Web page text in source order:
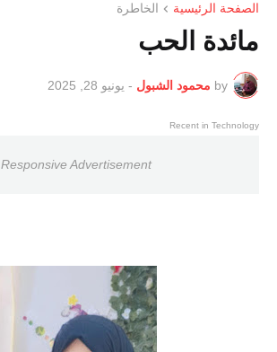
الصفحة الرئيسية الخاطرة
مائدة الحب
by محمود الشبول - يونيو 28, 2025
Recent in Technology
Responsive Advertisement